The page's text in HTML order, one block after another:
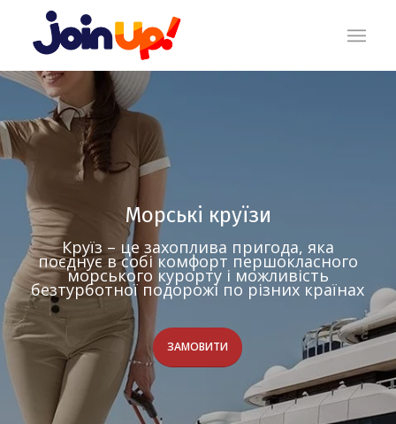
Морські круїзи
Круїз – це захоплива пригода, яка
поєднує в собі комфорт першокласного
морського курорту і можливість
безтурботної подорожі по різних країнах
ЗАМОВИТИ